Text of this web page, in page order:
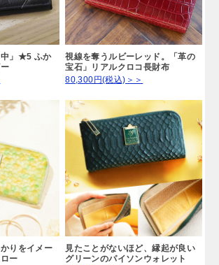
中」★5 ふか
視線を奪うルビーレッド。「革の
宝石」リアルクロコ長財布
80,300円(税込)＞＞
りをイメー
ー
見たことがないほど、縁起が良い
グリーンのパイソンウォレット